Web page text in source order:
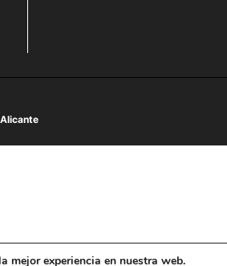
mejor experiencia en nuestra web.